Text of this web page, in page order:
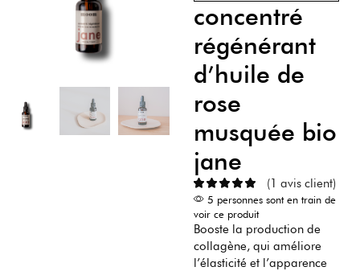
concentré
régénérant
d’huile de
rose
musquée bio
jane
(1 avis client)
5 personnes sont en train de
voir ce produit
Booste la production de
collagène, qui améliore
l’élasticité et l’apparence